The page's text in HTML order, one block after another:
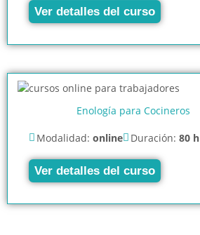
Ver detalles del curso
Enología para Cocineros
Modalidad: online Duración: 80 h
Ver detalles del curso